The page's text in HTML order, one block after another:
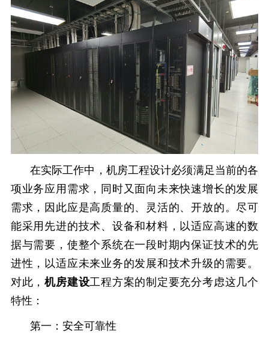
在实际工作中，机房工程设计必须满足当前的各
项业务应用需求，同时又面向未来快速增长的发展
需求，因此应是高质量的、灵活的、开放的。尽可
能采用先进的技术、设备和材料，以适应高速的数
据与需要，使整个系统在一段时期内保证技术的先
进性，以适应未来业务的发展和技术升级的需要。
对此，机房建设工程方案的制定要充分考虑这几个
特性：
第一：安全可靠性